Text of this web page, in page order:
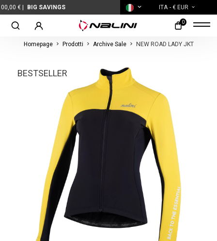
ITA - € EUR
0
Homepage Prodotti Archive Sale NEW ROAD LADY JKT
BESTSELLER